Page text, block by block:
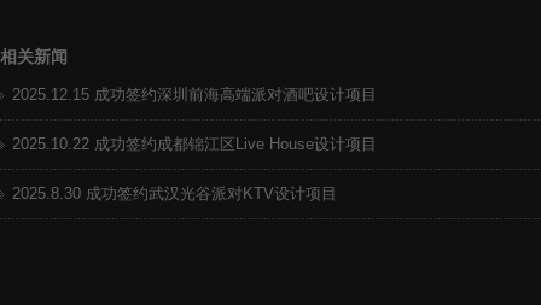
相关新闻
2025.12.15 成功签约深圳前海高端派对酒吧设计项目
2025.10.22 成功签约成都锦江区Live House设计项目
2025.8.30 成功签约武汉光谷派对KTV设计项目